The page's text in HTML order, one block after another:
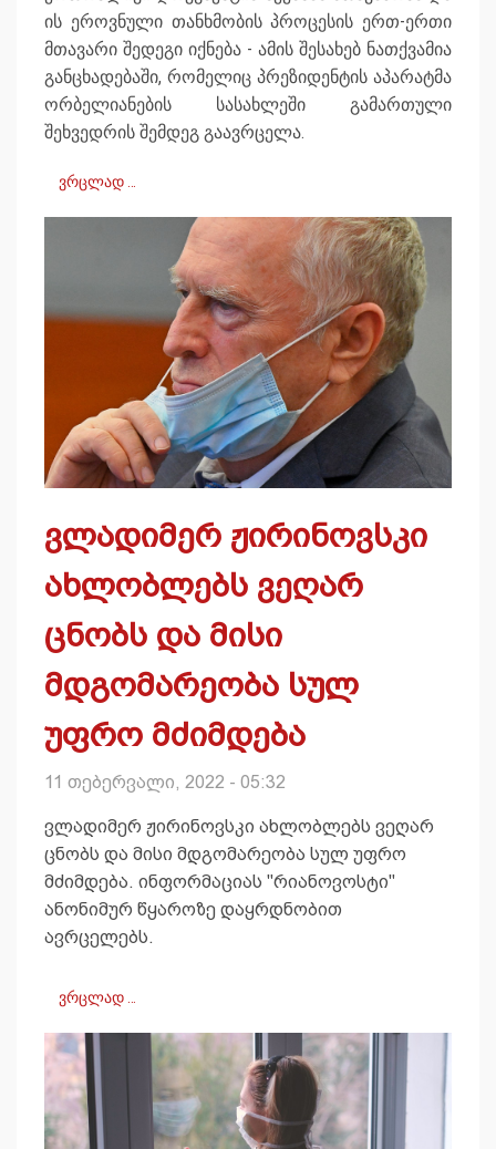
ის ეროვნული თანხმობის პროცესის ერთ-ერთი
მთავარი შედეგი იქნება - ამის შესახებ ნათქვამია
განცხადებაში, რომელიც პრეზიდენტის აპარატმა
ორბელიანების სასახლეში გამართული
შეხვედრის შემდეგ გაავრცელა.
ვრცლად …
ვლადიმერ ჟირინოვსკი
ახლობლებს ვეღარ
ცნობს და მისი
მდგომარეობა სულ
უფრო მძიმდება
11 თებერვალი, 2022 - 05:32
ვლადიმერ ჟირინოვსკი ახლობლებს ვეღარ
ცნობს და მისი მდგომარეობა სულ უფრო
მძიმდება. ინფორმაციას "რიანოვოსტი"
ანონიმურ წყაროზე დაყრდნობით
ავრცელებს.
ვრცლად …